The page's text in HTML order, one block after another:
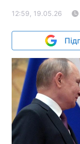
12:59, 19.05.26